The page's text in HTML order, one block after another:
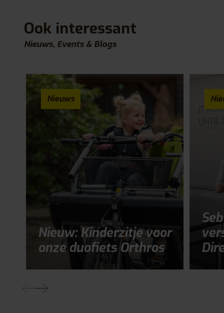
Ook interessant
Nieuws, Events & Blogs
Nieuws
Nieuw: Kinderzitje voor
onze duofiets Orthros